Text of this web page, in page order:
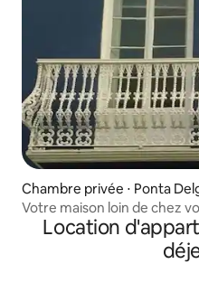
Chambre privée ⋅ Ponta
Votre maison loin de chez
Location